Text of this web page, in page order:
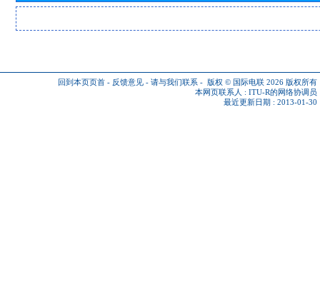
回到本页页首 - 反馈意见 - 请与我们联系 - 版权 © 国际电联 2026 版权所有
本网页联系人 : ITU-R的网络协调员
最近更新日期 : 2013-01-30